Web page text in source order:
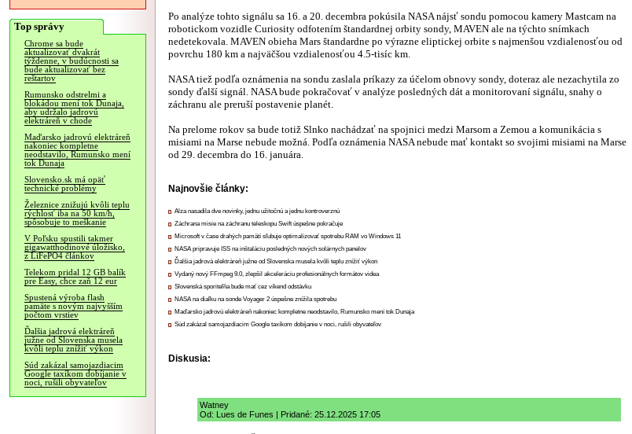
Top správy
Chrome sa bude
aktualizovať dvakrát
týždenne, v budúcnosti sa
bude aktualizovať bez
reštartov
Rumunsko odstrelmi a
blokádou mení tok Dunaja,
aby udržalo jadrovú
elektráreň v chode
Maďarsko jadrovú elektráreň
nakoniec kompletne
neodstavilo, Rumunsko mení
tok Dunaja
Slovensko.sk má opäť
technické problémy
Železnice znižujú kvôli teplu
rýchlosť iba na 50 km/h,
spôsobuje to meškanie
V Poľsku spustili takmer
gigawatthodinové úložisko,
z LiFePO4 článkov
Telekom pridal 12 GB balík
pre Easy, chce zaň 12 eur
Spustená výroba flash
pamäte s novým najvyšším
počtom vrstiev
Ďalšia jadrová elektráreň
južne od Slovenska musela
kvôli teplu znížiť výkon
Súd zakázal samojazdiacim
Google taxíkom dobíjanie v
noci, rušili obyvateľov
Po analýze tohto signálu sa 16. a 20. decembra pokúsila NASA nájsť sondu pomocou kamery Mastcam na
robotickom vozidle Curiosity odfotením štandardnej orbity sondy, MAVEN ale na týchto snímkach
nedetekovala. MAVEN obieha Mars štandardne po výrazne eliptickej orbite s najmenšou vzdialenosťou od
povrchu 180 km a najväčšou vzdialenosťou 4.5-tisíc km.
NASA tiež podľa oznámenia na sondu zaslala príkazy za účelom obnovy sondy, doteraz ale nezachytila zo
sondy ďalší signál. NASA bude pokračovať v analýze posledných dát a monitorovaní signálu, snahy o
záchranu ale preruší postavenie planét.
Na prelome rokov sa bude totiž Slnko nachádzať na spojnici medzi Marsom a Zemou a komunikácia s
misiami na Marse nebude možná. Podľa oznámenia NASA nebude mať kontakt so svojimi misiami na Marse
od 29. decembra do 16. januára.
Najnovšie články:
Alza nasadila dve novinky, jednu užitočnú a jednu kontroverznú
Záchrana misie na záchranu teleskopu Swift úspešne pokračuje
Microsoft v čase drahých pamätí sľubuje optimalizovať spotrebu RAM vo Windows 11
NASA pripravuje ISS na inštaláciu posledných nových solárnych panelov
Ďalšia jadrová elektráreň južne od Slovenska musela kvôli teplu znížiť výkon
Vydaný nový FFmpeg 9.0, zlepšil akceleráciu profesionálnych formátov videa
Slovenská sporiteľňa bude mať cez víkend odstávku
NASA na diaľku na sonde Voyager 2 úspešne znížila spotrebu
Maďarsko jadrovú elektráreň nakoniec kompletne neodstavilo, Rumunsko mení tok Dunaja
Súd zakázal samojazdiacim Google taxíkom dobíjanie v noci, rušili obyvateľov
Diskusia:
Watney
Od: Lues de Funes | Pridané: 25.12.2025 17:05